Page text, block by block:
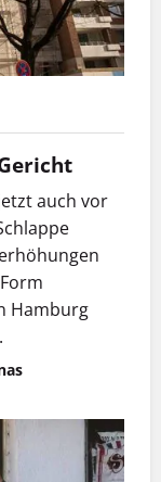
auch vor
Hamburg